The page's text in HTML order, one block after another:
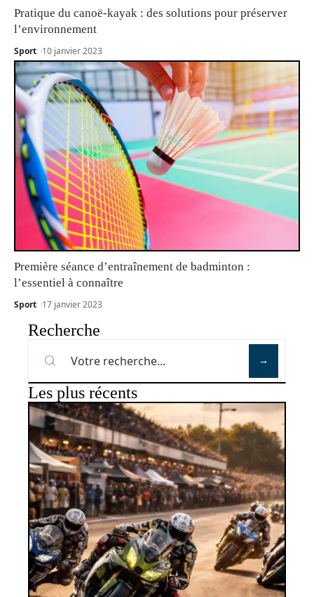
Pratique du canoë-kayak : des solutions pour préserver
l’environnement
Sport 10 janvier 2023
Première séance d’entraînement de badminton :
l’essentiel à connaître
Sport 17 janvier 2023
Recherche
Les plus récents